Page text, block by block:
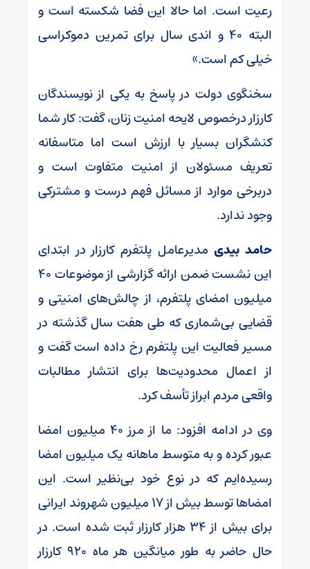
رعیت است. اما حالا این فضا شکسته است و
البته ۴۰ و اندی سال برای تمرین دموکراسی
خیلی کم است.»
سخنگوی دولت در پاسخ به یکی از نویسندگان
کارزار درخصوص لایحه امنیت زنان، گفت: کار شما
کنشگران بسیار با ارزش است اما متاسفانه
تعریف مسئولان از امنیت متفاوت است و
دربرخی موارد از مسائل فهم درست و مشترکی
وجود ندارد.
حامد بیدی مدیرعامل پلتفرم کارزار در ابتدای
این نشست ضمن ارائه گزارشی از موضوعات ۴۰
میلیون امضای پلتفرم، از چالش‌های امنیتی و
قضایی بی‌شماری که طی هفت سال گذشته در
مسیر فعالیت این پلتفرم رخ داده است گفت و
از اعمال محدودیت‌ها برای انتشار مطالبات
واقعی مردم ابراز تأسف کرد.
وی در ادامه افزود: ما از مرز ۴۰ میلیون امضا
عبور کرده‌ و به متوسط ماهانه یک میلیون امضا
رسیده‌ایم که در نوع خود بی‌نظیر است. این
امضاها توسط بیش از ۱۷ میلیون شهروند ایرانی
برای بیش از ۳۴ هزار کارزار ثبت شده است. در
حال حاضر به طور میانگین هر ماه ۹۲۰ کارزار